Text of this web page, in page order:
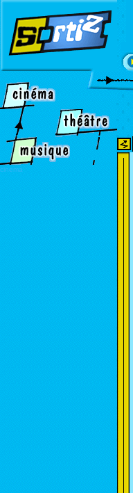
cinema